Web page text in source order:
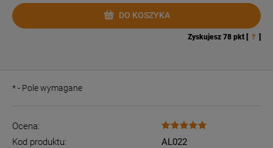
DO KOSZYKA
Zyskujesz 78 pkt [ ? ]
*- Pole wymagane
Ocena:
Kod produktu:
AL022